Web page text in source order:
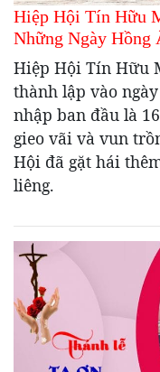
Hiệp Hội Tín Hữu
Những Ngày Hồng
Hiệp Hội Tín Hữu
thành lập vào
nhập ban đầu là
gieo vãi và vun
Hội đã gặt hái
liêng.